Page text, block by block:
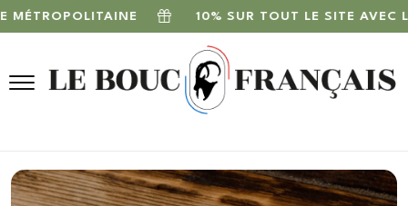
10% SUR TOUT LE SITE AVEC LE CODE